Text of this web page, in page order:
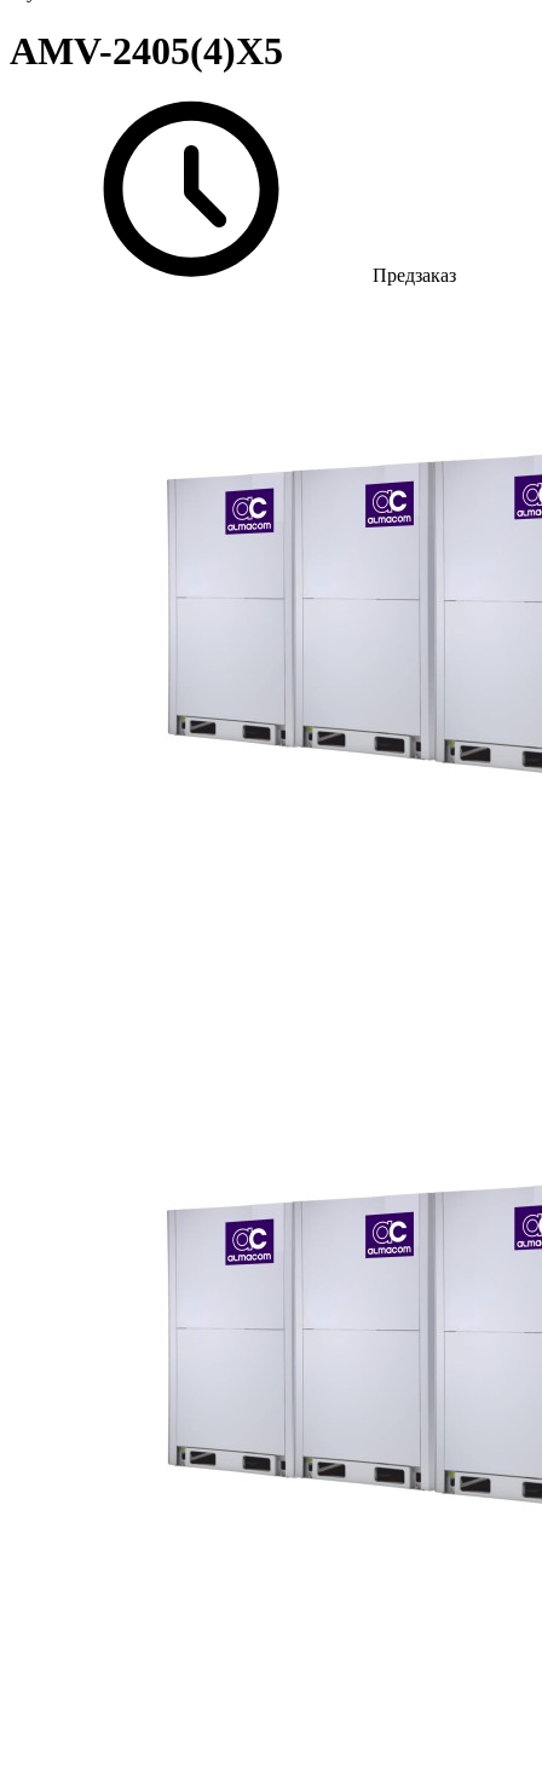
AMV-2405(4)X5
Предзаказ